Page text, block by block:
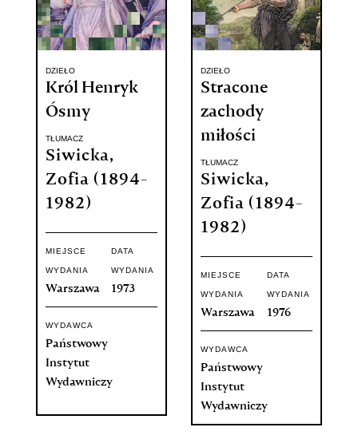
DZIEŁO
Król Henryk
Ósmy
TŁUMACZ
Siwicka,
Zofia (1894-
1982)
MIEJSCE
WYDANIA
Warszawa
DATA
WYDANIA
1973
WYDAWCA
Państwowy
Instytut
Wydawniczy
DZIEŁO
Stracone
zachody
miłości
TŁUMACZ
Siwicka,
Zofia (1894-
1982)
MIEJSCE
WYDANIA
Warszawa
DATA
WYDANIA
1976
WYDAWCA
Państwowy
Instytut
Wydawniczy